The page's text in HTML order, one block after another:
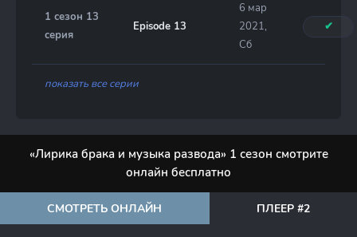
1 сезон 13
серия
Episode 13
6 мар
2021,
Сб
✔
показать все серии
«Лирика брака и музыка развода» 1 сезон смотрите
онлайн бесплатно
СМОТРЕТЬ ОНЛАЙН ПЛЕЕР #2